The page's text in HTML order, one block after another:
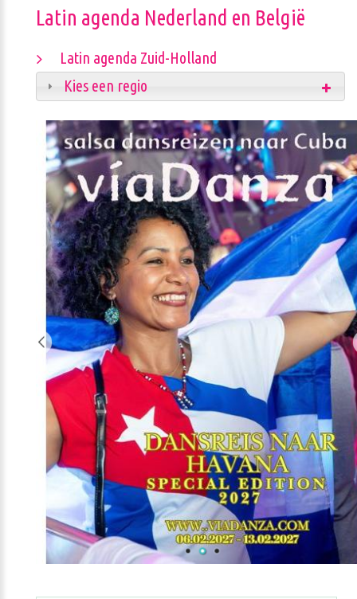
Latin agenda Nederland en België
Latin agenda Zuid-Holland
Kies een regio